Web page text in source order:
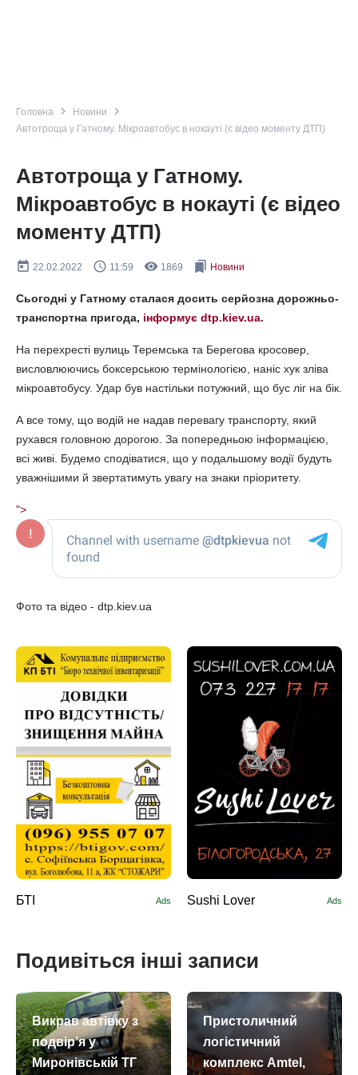
Головна navigate_next Новини navigate_next
Автотроща у Гатному. Мікроавтобус в нокауті (є відео моменту ДТП)
Автотроща у Гатному.
Мікроавтобус в нокауті (є відео
моменту ДТП)
today 22.02.2022 query_builder 11:59 remove_red_eye 1869 bookmarks Новини
Сьогодні у Гатному сталася досить серйозна дорожньо-
транспортна пригода, інформує dtp.kiev.ua.
На перехресті вулиць Теремська та Берегова кросовер,
висловлюючись боксерською термінологією, наніс хук зліва
мікроавтобусу. Удар був настільки потужний, що бус ліг на бік.
А все тому, що водій не надав перевагу транспорту, який
рухався головною дорогою. За попередньою інформацією,
всі живі. Будемо сподіватися, що у подальшому водії будуть
уважнішими й звертатимуть увагу на знаки пріоритету.
">
Фото та відео - dtp.kiev.ua
БТІ Ads Sushi Lоver Ads
Подивіться інші записи
Викрав автівку з
подвір’я у
Миронівській ТГ
Пристоличний
логістичний
комплекс Amtel,